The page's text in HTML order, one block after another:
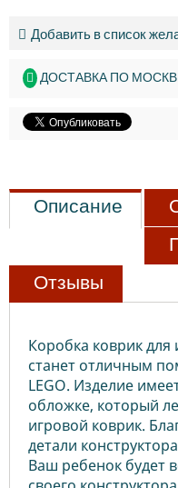
Добавить в список
ДОСТАВКА ПО
Описание
Отзывы
Коробка коврик для
станет отличным
LEGO. Изделие
обложке, который
игровой коврик.
детали
Ваш ребенок будет